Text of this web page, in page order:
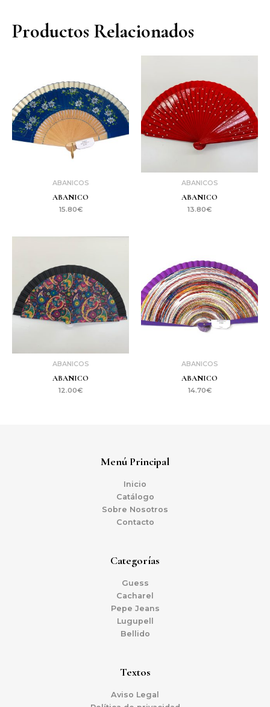
Productos Relacionados
ABANICOS
ABANICO
15.80€
ABANICOS
ABANICO
13.80€
ABANICOS
ABANICO
12.00€
ABANICOS
ABANICO
14.70€
Menú Principal
Inicio
Catálogo
Sobre Nosotros
Contacto
Categorías
Guess
Cacharel
Pepe Jeans
Lugupell
Bellido
Textos
Aviso Legal